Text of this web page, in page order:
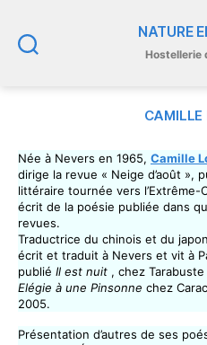
NATURE
Hostellerie
CAMILLE
Née à Nevers en 1965, Camille
dirige la revue « Neige d’août »,
littéraire tournée vers l’Extrême-
écrit de la poésie publiée dans
revues.
Traductrice du chinois et du
écrit et traduit à Nevers et vit à
publié Il est nuit , chez
Elégie à une Pinsonne chez
2005.
Présentation d’autres de ses